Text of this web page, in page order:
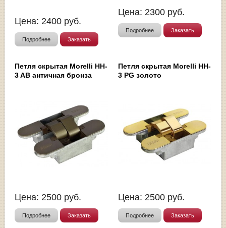
Цена: 2400 руб.
Подробнее Заказать
Цена: 2300 руб.
Подробнее Заказать
Петля скрытая Morelli HH-
3 AB античная бронза
Цена: 2500 руб.
Подробнее Заказать
Петля скрытая Morelli HH-
3 PG золото
Цена: 2500 руб.
Подробнее Заказать